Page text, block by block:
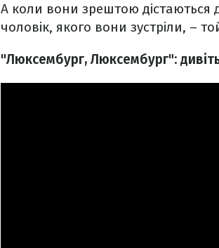
А коли вони зрештою дістаються
чоловік, якого вони зустріли, –
"Люксембург, Люксембург":